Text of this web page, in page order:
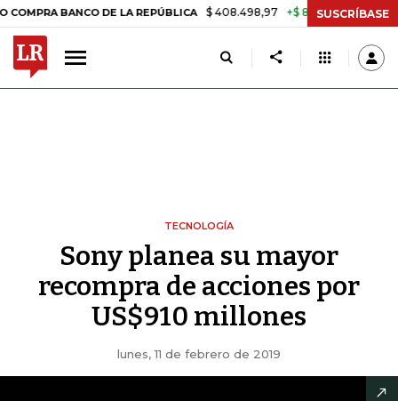
BANCO DE LA REPÚBLICA $ 408.498,97 +$ 8.753,81 +2,19% TASA
SUSCRÍBASE
TECNOLOGÍA
Sony planea su mayor
recompra de acciones por
US$910 millones
lunes, 11 de febrero de 2019